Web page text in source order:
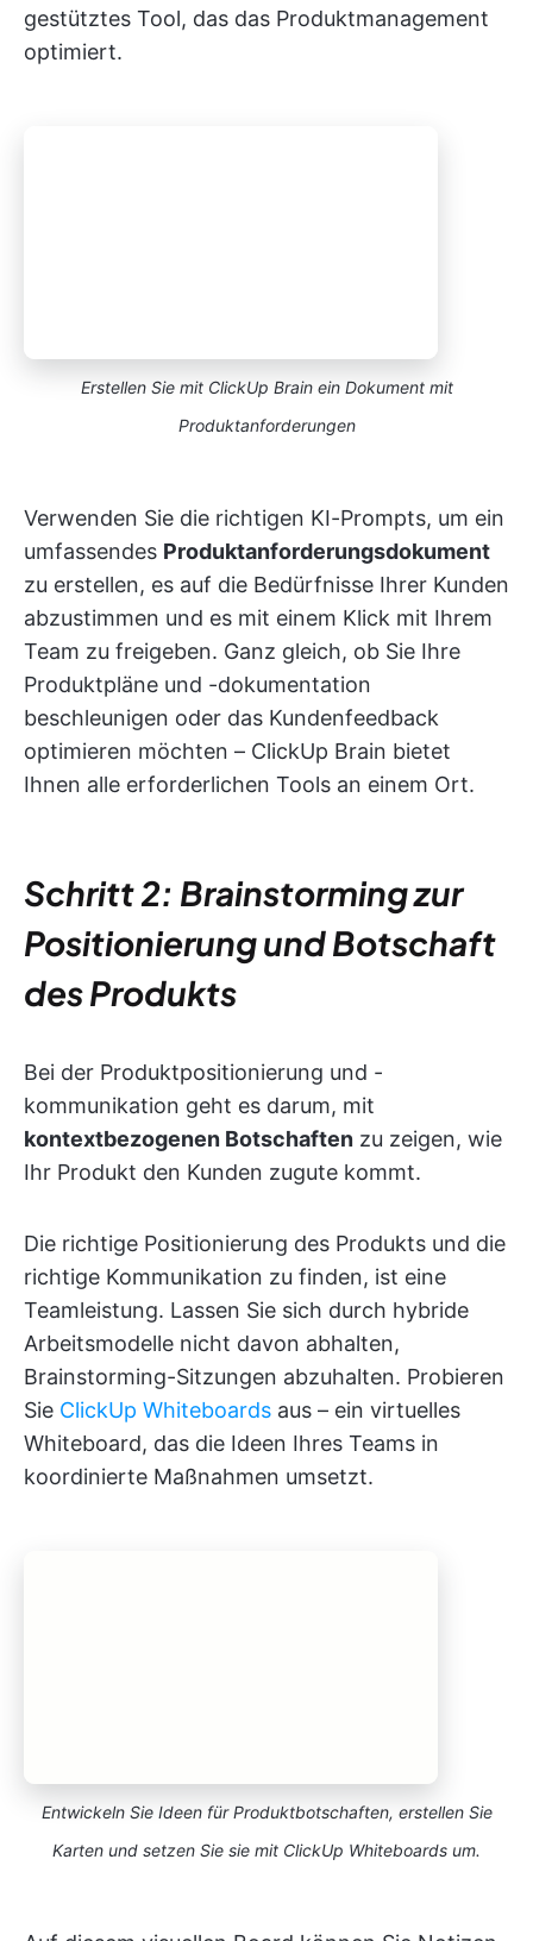
gestütztes Tool, das das Produktmanagement
optimiert.
Erstellen Sie mit ClickUp Brain ein Dokument mit
Produktanforderungen
Verwenden Sie die richtigen KI-Prompts, um ein
umfassendes Produktanforderungsdokument
zu erstellen, es auf die Bedürfnisse Ihrer Kunden
abzustimmen und es mit einem Klick mit Ihrem
Team zu freigeben. Ganz gleich, ob Sie Ihre
Produktpläne und -dokumentation
beschleunigen oder das Kundenfeedback
optimieren möchten – ClickUp Brain bietet
Ihnen alle erforderlichen Tools an einem Ort.
Schritt 2: Brainstorming zur
Positionierung und Botschaft
des Produkts
Bei der Produktpositionierung und -
kommunikation geht es darum, mit
kontextbezogenen Botschaften zu zeigen, wie
Ihr Produkt den Kunden zugute kommt.
Die richtige Positionierung des Produkts und die
richtige Kommunikation zu finden, ist eine
Teamleistung. Lassen Sie sich durch hybride
Arbeitsmodelle nicht davon abhalten,
Brainstorming-Sitzungen abzuhalten. Probieren
Sie ClickUp Whiteboards aus – ein virtuelles
Whiteboard, das die Ideen Ihres Teams in
koordinierte Maßnahmen umsetzt.
Entwickeln Sie Ideen für Produktbotschaften, erstellen Sie
Karten und setzen Sie sie mit ClickUp Whiteboards um.